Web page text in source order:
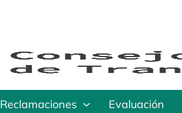
Reclamaciones Evaluación